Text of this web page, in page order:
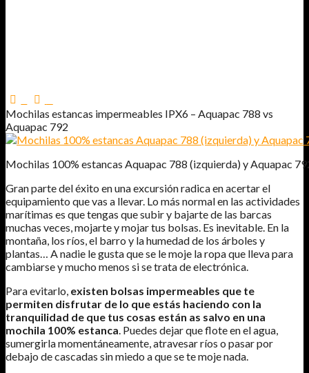
Mochilas estancas impermeables IPX6 – Aquapac 788 vs
Aquapac 792
Mochilas 100% estancas Aquapac 788 (izquierda) y Aquapac
Gran parte del éxito en una excursión radica en acertar el
equipamiento que vas a llevar. Lo más normal en las actividades
marítimas es que tengas que subir y bajarte de las barcas
muchas veces, mojarte y mojar tus bolsas. Es inevitable. En la
montaña, los ríos, el barro y la humedad de los árboles y
plantas… A nadie le gusta que se le moje la ropa que lleva para
cambiarse y mucho menos si se trata de electrónica.
Para evitarlo, existen bolsas impermeables que te
permiten disfrutar de lo que estás haciendo con la
tranquilidad de que tus cosas están as salvo en una
mochila 100% estanca. Puedes dejar que flote en el agua,
sumergirla momentáneamente, atravesar ríos o pasar por
debajo de cascadas sin miedo a que se te moje nada.